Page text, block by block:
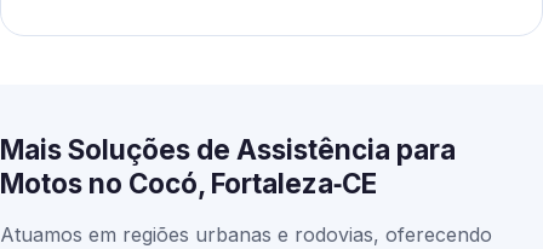
Mais Soluções de Assistência para
Motos no Cocó, Fortaleza‑CE
Atuamos em regiões urbanas e rodovias, oferecendo